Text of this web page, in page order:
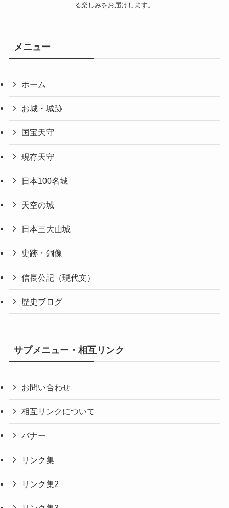
る楽しみをお届けします。
メニュー
ホーム
お城・城跡
国宝天守
現存天守
日本100名城
天空の城
日本三大山城
史跡・銅像
信長公記（現代文）
歴史ブログ
サブメニュー・相互リンク
お問い合わせ
相互リンクについて
バナー
リンク集
リンク集2